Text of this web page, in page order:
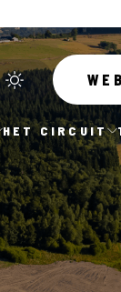
HET CIRCUIT